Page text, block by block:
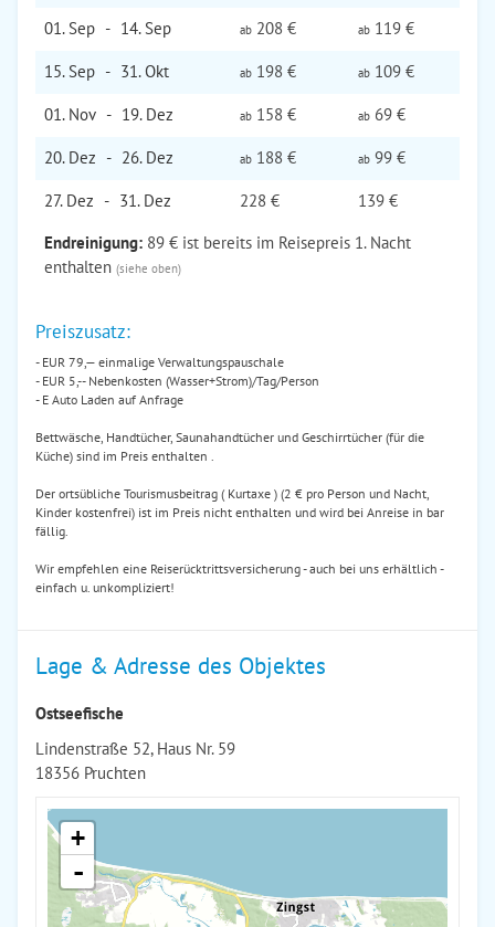
01. Sep - 14. Sep ab 208 € ab 119 €
15. Sep - 31. Okt ab 198 € ab 109 €
01. Nov - 19. Dez ab 158 € ab 69 €
20. Dez - 26. Dez ab 188 € ab 99 €
27. Dez - 31. Dez 228 €
139 €
Endreinigung: 89 € ist bereits im Reisepreis 1. Nacht
enthalten (siehe oben)
Preiszusatz:
- EUR 79,— einmalige Verwaltungspauschale
- EUR 5,-- Nebenkosten (Wasser+Strom)/Tag/Person
- E Auto Laden auf Anfrage
Bettwäsche, Handtücher, Saunahandtücher und Geschirrtücher (für die
Küche) sind im Preis enthalten .
Der ortsübliche Tourismusbeitrag ( Kurtaxe ) (2 € pro Person und Nacht,
Kinder kostenfrei) ist im Preis nicht enthalten und wird bei Anreise in bar
fällig.
Wir empfehlen eine Reiserücktrittsversicherung - auch bei uns erhältlich -
einfach u. unkompliziert!
Lage & Adresse des Objektes
Ostseefische
Lindenstraße 52, Haus Nr. 59
18356 Pruchten
+
-